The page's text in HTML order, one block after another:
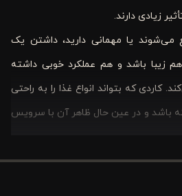
زیادی دارند.
می‌شوند یا مهمانی دارید، داشتن یک
زیبا باشد و هم عملکرد خوبی داشته
کاردی که بتواند انواع غذا را به راحتی
باشد و در عین حال ظاهر آن با سرویس
در چنین شرایطی کارد غذاخوری 6 نفره ورونیکا مدل مدرن دسته
هوشمندانه باشد. این محصول با طراحی